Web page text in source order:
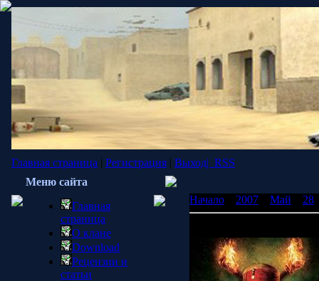
Главная страница | Регистрация | Выход| RSS
Меню сайта
Главная
страница
О клане
Download
Рецензии и
статьи
Начало 2007 Май 28